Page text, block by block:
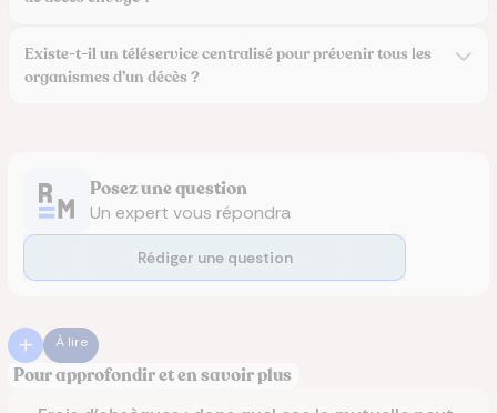
Existe-t-il un téléservice centralisé pour prévenir tous les
organismes d’un décès ?
Posez une question
Un expert vous répondra
Rédiger une question
À lire
Pour approfondir et en savoir plus